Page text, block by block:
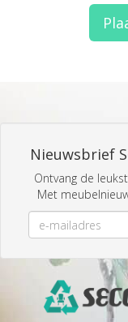
Nieuwsbrief
Ontvang de
Met